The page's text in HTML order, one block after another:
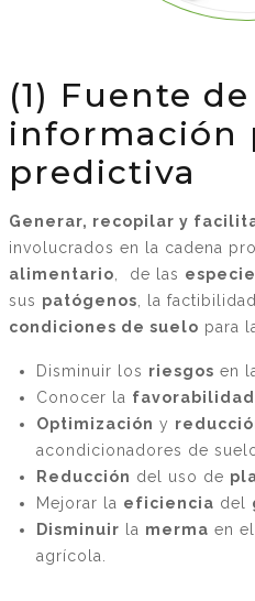
(1) Fuente de
información
predictiva
Generar, recopilar y
involucrados en la cadena
alimentario , de las
sus patógenos , la
condiciones de suelo para
Disminuir los riesgos en
Conocer la favorabilidad
Optimización y
acondicionadores de
Reducción del uso de
Mejorar la eficiencia del
Disminuir la merma en
agrícola.